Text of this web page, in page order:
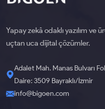
Yapay zekâ odaklı yazılım ve
uçtan uca dijital çözümler.
Adalet Mah. Manas Bulvarı
Daire: 3509 Bayraklı/İzmir
info@bigoen.com